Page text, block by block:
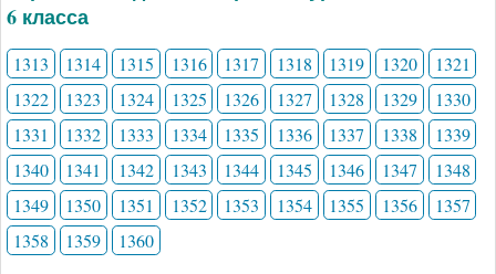
6 класса
1313 1314 1315 1316 1317 1318 1319 1320
1321
1322
1323 1324 1325 1326 1327 1328 1329
1330
1331
1332 1333 1334 1335 1336 1337 1338
1339
1340
1341 1342 1343 1344 1345 1346 1347
1348
1349
1350 1351 1352 1353 1354 1355 1356
1357
1358
1359 1360